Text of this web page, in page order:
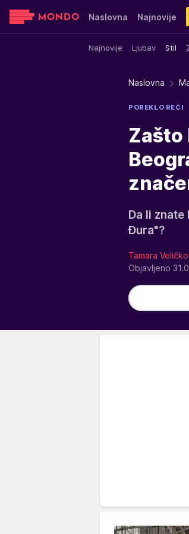
Naslovna Najnovije
Najnovije Ljubav Stil
Sensa Stvar ukusa
Naslovna
POREKLO REČI
Zašto
Da li
Đura"?
Tamara
Objavljeno